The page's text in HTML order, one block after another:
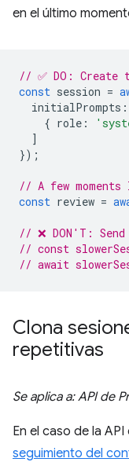
en el último
// ✅ DO:
const session =
initialPrompts :
{ role :
]
});
// A few
const review =
// ❌ DON'T:
// const
// await
Clona
repetitivas
Se aplica a: API de
En el caso de la
seguimiento del